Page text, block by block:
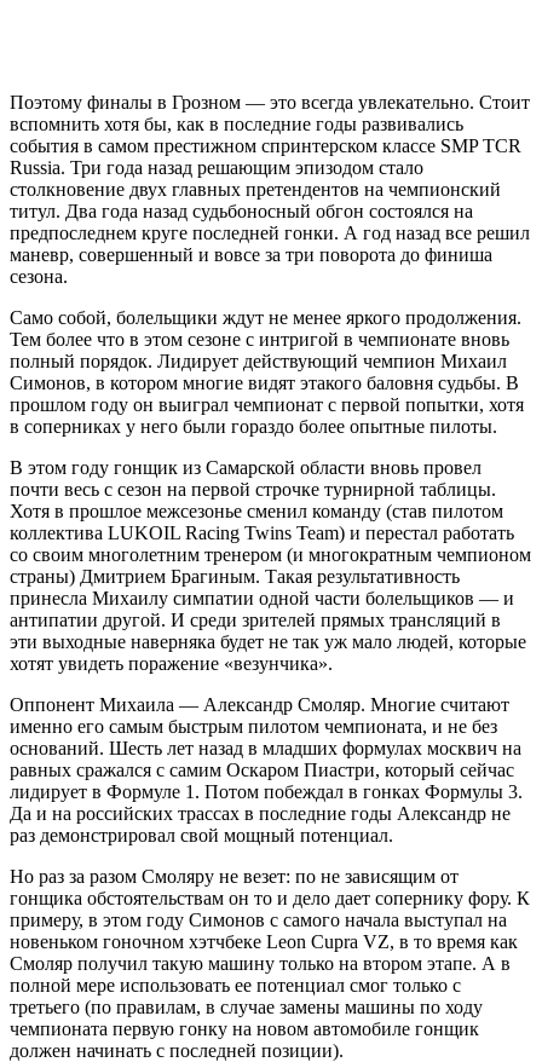
Поэтому финалы в Грозном — это всегда увлекательно. Стоит
вспомнить хотя бы, как в последние годы развивались
события в самом престижном спринтерском классе SMP TCR
Russia. Три года назад решающим эпизодом стало
столкновение двух главных претендентов на чемпионский
титул. Два года назад судьбоносный обгон состоялся на
предпоследнем круге последней гонки. А год назад все решил
маневр, совершенный и вовсе за три поворота до финиша
сезона.
Само собой, болельщики ждут не менее яркого продолжения.
Тем более что в этом сезоне с интригой в чемпионате вновь
полный порядок. Лидирует действующий чемпион Михаил
Симонов, в котором многие видят этакого баловня судьбы. В
прошлом году он выиграл чемпионат с первой попытки, хотя
в соперниках у него были гораздо более опытные пилоты.
В этом году гонщик из Самарской области вновь провел
почти весь с сезон на первой строчке турнирной таблицы.
Хотя в прошлое межсезонье сменил команду (став пилотом
коллектива LUKOIL Racing Twins Team) и перестал работать
со своим многолетним тренером (и многократным чемпионом
страны) Дмитрием Брагиным. Такая результативность
принесла Михаилу симпатии одной части болельщиков — и
антипатии другой. И среди зрителей прямых трансляций в
эти выходные наверняка будет не так уж мало людей, которые
хотят увидеть поражение «везунчика».
Оппонент Михаила — Александр Смоляр. Многие считают
именно его самым быстрым пилотом чемпионата, и не без
оснований. Шесть лет назад в младших формулах москвич на
равных сражался с самим Оскаром Пиастри, который сейчас
лидирует в Формуле 1. Потом побеждал в гонках Формулы 3.
Да и на российских трассах в последние годы Александр не
раз демонстрировал свой мощный потенциал.
Но раз за разом Смоляру не везет: по не зависящим от
гонщика обстоятельствам он то и дело дает сопернику фору. К
примеру, в этом году Симонов с самого начала выступал на
новеньком гоночном хэтчбеке Leon Cupra VZ, в то время как
Смоляр получил такую машину только на втором этапе. А в
полной мере использовать ее потенциал смог только с
третьего (по правилам, в случае замены машины по ходу
чемпионата первую гонку на новом автомобиле гонщик
должен начинать с последней позиции).